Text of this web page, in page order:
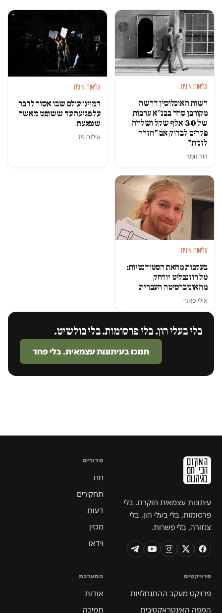
אלימות מינית
רשות האוכלוסין דרשה
מקורבן סחר בבנ״א ערבות
של 30 אלף שקל ושלחה
פקחים לבדוק אם "חזרה
לזנות"
דור זומר
אלימות מינית
דמיינו עולם שבו אסור לדבר
על פגיעה עד ששופט מאשר
שנפגעת
אילנה פז
אלימות מינית
בעקבות מחאת הסטודנטיות:
טל רוזנבליט יורחק
מהאוניברסיטה העברית
אילי פארי
בלי בעלי הון. בלי פרסומות. בלי בולשיט.
תמכו בעיתונות עצמאית. בלי פחד
עיתונות עצמאית חוקרת. בלי
פרסומות, בלי בעלי הון, בלי
צנזורה, בלי פשרות.
מדורים
חם
תחקירים
דעות
מגזין
וידאו
פרויקטים
פרויקט מעקב ההתנחלויות
המפה האינטראקטיבית
המערכת
אודות
תמיכה